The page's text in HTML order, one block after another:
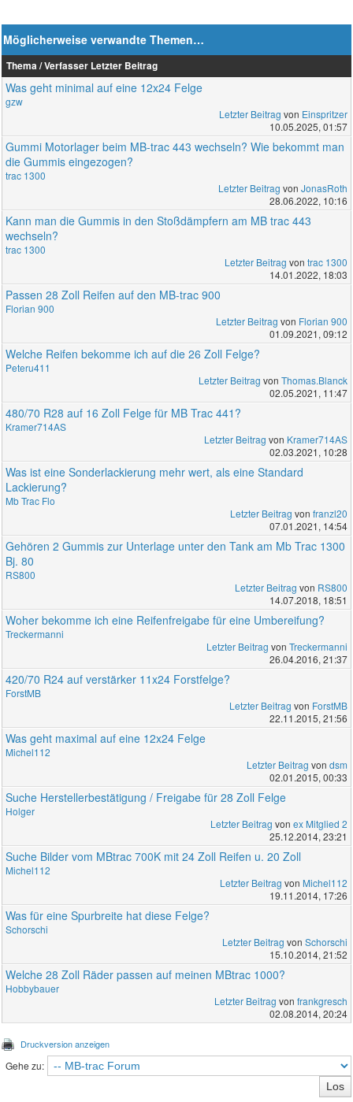
Möglicherweise verwandte Themen…
Thema / Verfasser Letzter Beitrag
Was geht minimal auf eine 12x24 Felge
gzw
Letzter Beitrag von Einspritzer
10.05.2025, 01:57
Gummi Motorlager beim MB-trac 443 wechseln? Wie bekommt man
die Gummis eingezogen?
trac 1300
Letzter Beitrag von JonasRoth
28.06.2022, 10:16
Kann man die Gummis in den Stoßdämpfern am MB trac 443
wechseln?
trac 1300
Letzter Beitrag von trac 1300
14.01.2022, 18:03
Passen 28 Zoll Reifen auf den MB-trac 900
Florian 900
Letzter Beitrag von Florian 900
01.09.2021, 09:12
Welche Reifen bekomme ich auf die 26 Zoll Felge?
Peteru411
Letzter Beitrag von Thomas.Blanck
02.05.2021, 11:47
480/70 R28 auf 16 Zoll Felge für MB Trac 441?
Kramer714AS
Letzter Beitrag von Kramer714AS
02.03.2021, 10:28
Was ist eine Sonderlackierung mehr wert, als eine Standard
Lackierung?
Mb Trac Flo
Letzter Beitrag von franzl20
07.01.2021, 14:54
Gehören 2 Gummis zur Unterlage unter den Tank am Mb Trac 1300
Bj. 80
RS800
Letzter Beitrag von RS800
14.07.2018, 18:51
Woher bekomme ich eine Reifenfreigabe für eine Umbereifung?
Treckermanni
Letzter Beitrag von Treckermanni
26.04.2016, 21:37
420/70 R24 auf verstärker 11x24 Forstfelge?
ForstMB
Letzter Beitrag von ForstMB
22.11.2015, 21:56
Was geht maximal auf eine 12x24 Felge
Michel112
Letzter Beitrag von dsm
02.01.2015, 00:33
Suche Herstellerbestätigung / Freigabe für 28 Zoll Felge
Holger
Letzter Beitrag von ex Mitglied 2
25.12.2014, 23:21
Suche Bilder vom MBtrac 700K mit 24 Zoll Reifen u. 20 Zoll
Michel112
Letzter Beitrag von Michel112
19.11.2014, 17:26
Was für eine Spurbreite hat diese Felge?
Schorschi
Letzter Beitrag von Schorschi
15.10.2014, 21:52
Welche 28 Zoll Räder passen auf meinen MBtrac 1000?
Hobbybauer
Letzter Beitrag von frankgresch
02.08.2014, 20:24
Druckversion anzeigen
Gehe zu: